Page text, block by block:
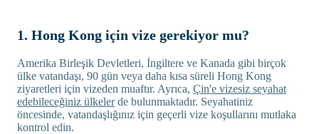
1. Hong Kong için vize gerekiyor mu?
Amerika Birleşik Devletleri, İngiltere ve Kanada gibi birçok
ülke vatandaşı, 90 gün veya daha kısa süreli Hong Kong
ziyaretleri için vizeden muaftır. Ayrıca, Çin'e vizesiz seyahat
edebileceğiniz ülkelerde bulunmaktadır. Seyahatiniz
öncesinde, vatandaşlığınız için geçerli vize koşullarını mutlaka
kontrol edin.